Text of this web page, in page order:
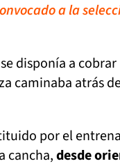
a la
se disponía a
caminaba atrás
por el
cancha,desde